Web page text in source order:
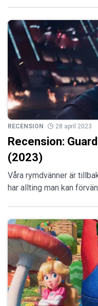
RECENSION 28 april 2023
Recension:
(2023)
Våra rymdvänner är
har allting man kan